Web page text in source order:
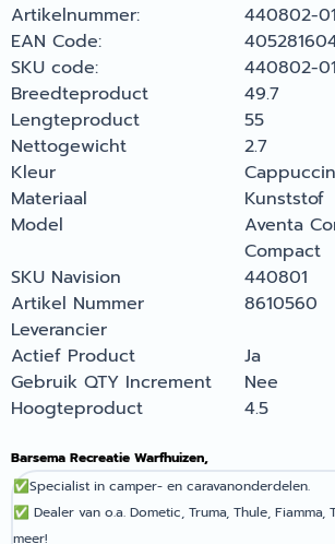
Artikelnummer:
440802-01
EAN Code:
SKU code:
440802-01
Breedteproduct
49.7
Lengteproduct
55
Nettogewicht
2.7
Kleur
Materiaal
Kunststof
Model
Aventa
Compact
SKU Navision
440801
Artikel Nummer
Leverancier
8610560
Actief Product
Ja
Gebruik QTY Increment
Nee
Hoogteproduct
4.5
Barsema Recreatie Warfhuizen,
✅Specialist in camper- en caravanonderdelen.
✅ Dealer van o.a. Dometic, Truma, Thule, Fiamma,
meer!